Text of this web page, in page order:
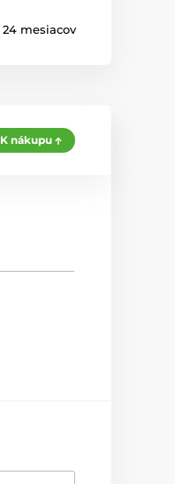
24 mesiacov
K nákupu